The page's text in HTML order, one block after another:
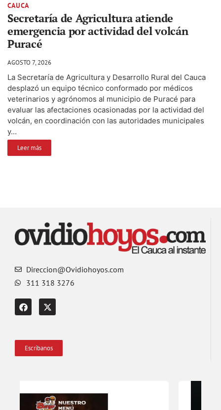
CAUCA
Secretaría de Agricultura atiende
emergencia por actividad del volcán
Puracé
AGOSTO 7, 2026
La Secretaría de Agricultura y Desarrollo Rural del Cauca
desplazó un equipo técnico conformado por médicos
veterinarios y agrónomos al municipio de Puracé para
evaluar las afectaciones ocasionadas por la actividad del
volcán, en coordinación con las autoridades municipales
y...
Leer más
Direccion@Ovidiohoyos.com
311 318 3276
Escríbanos